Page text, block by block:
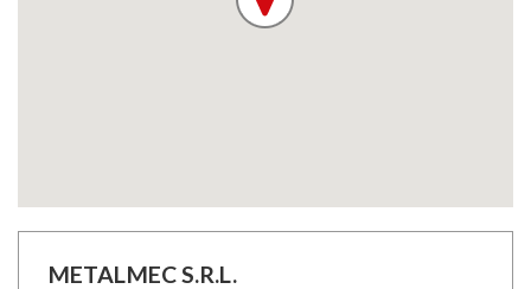
METALMEC S.R.L.